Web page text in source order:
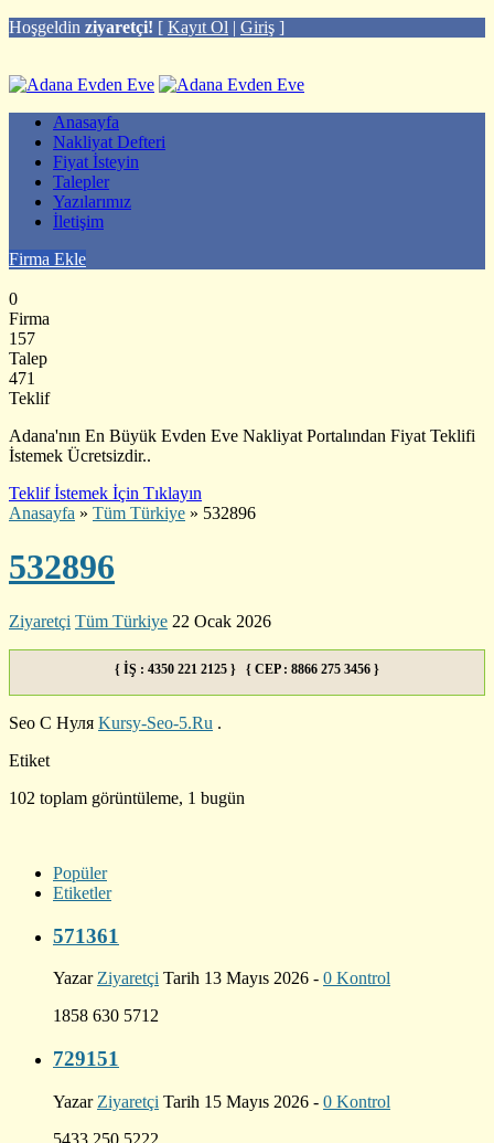
Hoşgeldin ziyaretçi! [ Kayıt Ol | Giriş ]
Anasayfa
Nakliyat Defteri
Fiyat İsteyin
Talepler
Yazılarımız
İletişim
Firma Ekle
0
Firma
157
Talep
471
Teklif
Adana'nın En Büyük Evden Eve Nakliyat Portalından Fiyat Teklifi
İstemek Ücretsizdir..
Teklif İstemek İçin Tıklayın
Anasayfa » Tüm Türkiye » 532896
532896
Ziyaretçi Tüm Türkiye 22 Ocak 2026
{ İŞ : 4350 221 2125 } { CEP : 8866 275 3456 }
Seo С Нуля Kursy-Seo-5.Ru .
Etiket
102 toplam görüntüleme, 1 bugün
Popüler
Etiketler
571361
Yazar Ziyaretçi Tarih 13 Mayıs 2026 - 0 Kontrol
1858 630 5712
729151
Yazar Ziyaretçi Tarih 15 Mayıs 2026 - 0 Kontrol
5433 250 5222